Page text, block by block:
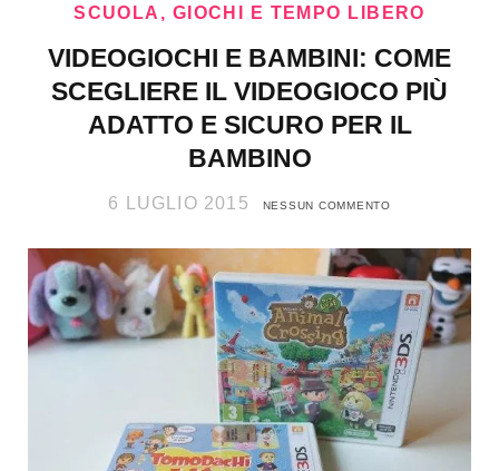
SCUOLA, GIOCHI E TEMPO LIBERO
VIDEOGIOCHI E BAMBINI: COME
SCEGLIERE IL VIDEOGIOCO PIÙ
ADATTO E SICURO PER IL
BAMBINO
6 LUGLIO 2015 NESSUN COMMENTO